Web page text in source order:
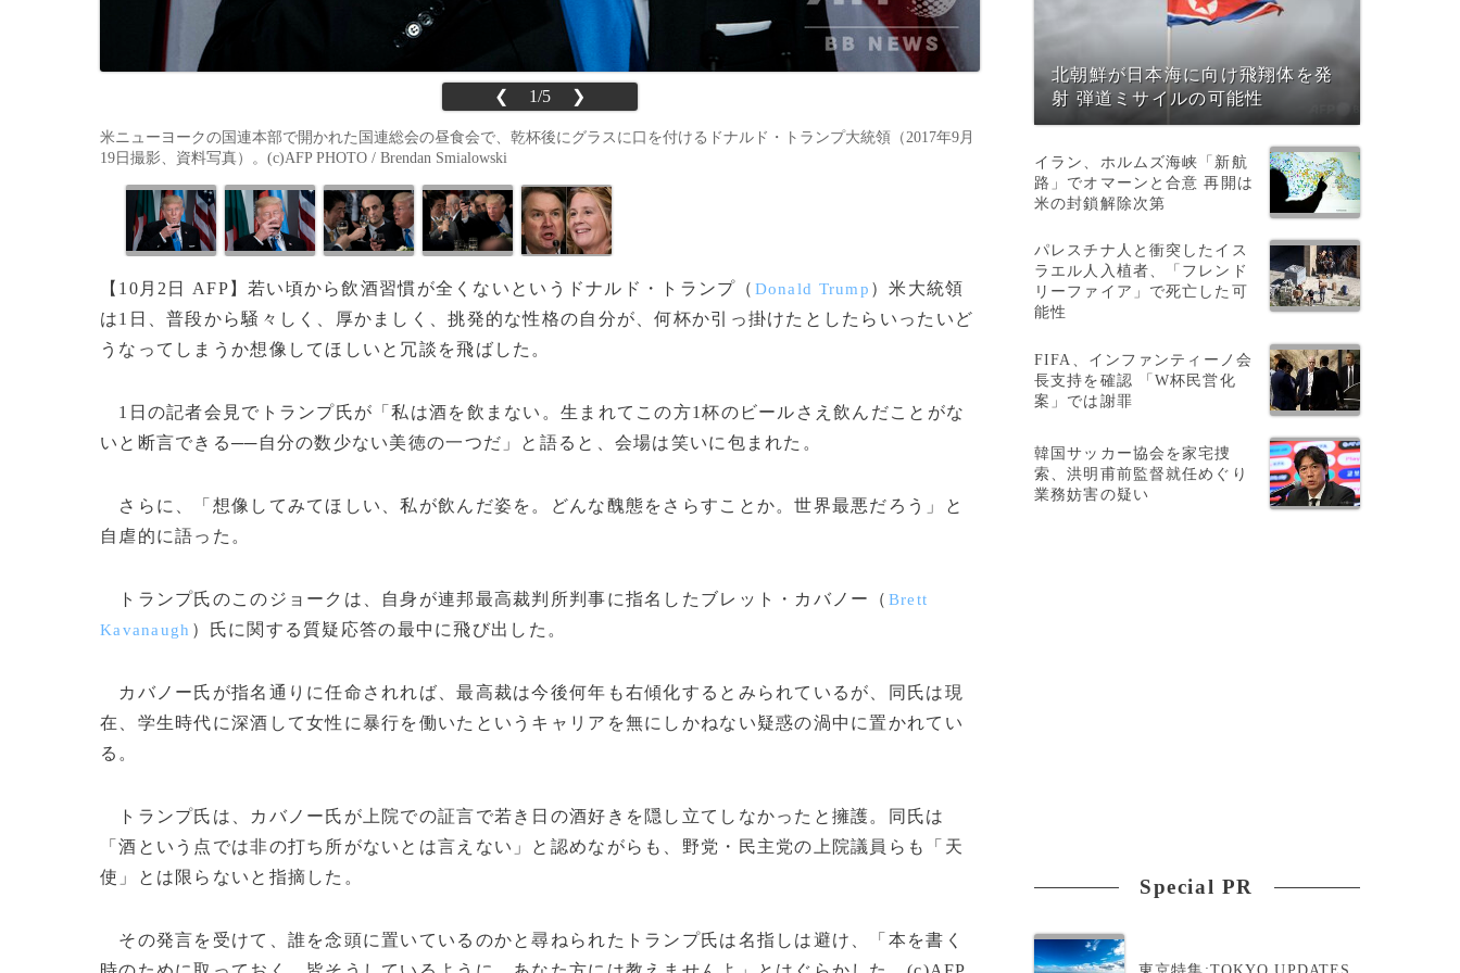
❮ 1/5 ❯
米ニューヨークの国連本部で開かれた国連総会の昼食会で、乾杯後にグラスに口を付けるドナルド・トランプ大統領（2017年9月
19日撮影、資料写真）。(c)AFP PHOTO / Brendan Smialowski
【10月2日 AFP】若い頃から飲酒習慣が全くないというドナルド・トランプ（ Donald Trump ）米大統領
は1日、普段から騒々しく、厚かましく、挑発的な性格の自分が、何杯か引っ掛けたとしたらいったいど
うなってしまうか想像してほしいと冗談を飛ばした。
1日の記者会見でトランプ氏が「私は酒を飲まない。生まれてこの方1杯のビールさえ飲んだことがな
いと断言できる──自分の数少ない美徳の一つだ」と語ると、会場は笑いに包まれた。
さらに、「想像してみてほしい、私が飲んだ姿を。どんな醜態をさらすことか。世界最悪だろう」と
自虐的に語った。
トランプ氏のこのジョークは、自身が連邦最高裁判所判事に指名したブレット・カバノー（ Brett
Kavanaugh ）氏に関する質疑応答の最中に飛び出した。
カバノー氏が指名通りに任命されれば、最高裁は今後何年も右傾化するとみられているが、同氏は現
在、学生時代に深酒して女性に暴行を働いたというキャリアを無にしかねない疑惑の渦中に置かれてい
る。
トランプ氏は、カバノー氏が上院での証言で若き日の酒好きを隠し立てしなかったと擁護。同氏は
「酒という点では非の打ち所がないとは言えない」と認めながらも、野党・民主党の上院議員らも「天
使」とは限らないと指摘した。
その発言を受けて、誰を念頭に置いているのかと尋ねられたトランプ氏は名指しは避け、「本を書く
北朝鮮が日本海に向け飛翔体を発
射 弾道ミサイルの可能性
イラン、ホルムズ海峡「新航
路」でオマーンと合意 再開は
米の封鎖解除次第
パレスチナ人と衝突したイス
ラエル人入植者、「フレンド
リーファイア」で死亡した可
能性
FIFA、インファンティーノ会
長支持を確認 「W杯民営化
案」では謝罪
韓国サッカー協会を家宅捜
索、洪明甫前監督就任めぐり
業務妨害の疑い
Special PR
東京特集:TOKYO UPDATES